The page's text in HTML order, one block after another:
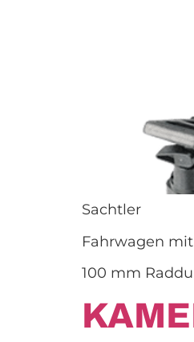
Sachtler
Fahrwagen
100 mm